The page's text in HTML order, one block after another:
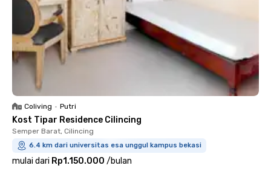
Coliving • Putri
Kost Tipar Residence Cilincing
Semper Barat, Cilincing
6.4 km dari universitas esa unggul kampus bekasi
mulai dari Rp1.150.000 /bulan